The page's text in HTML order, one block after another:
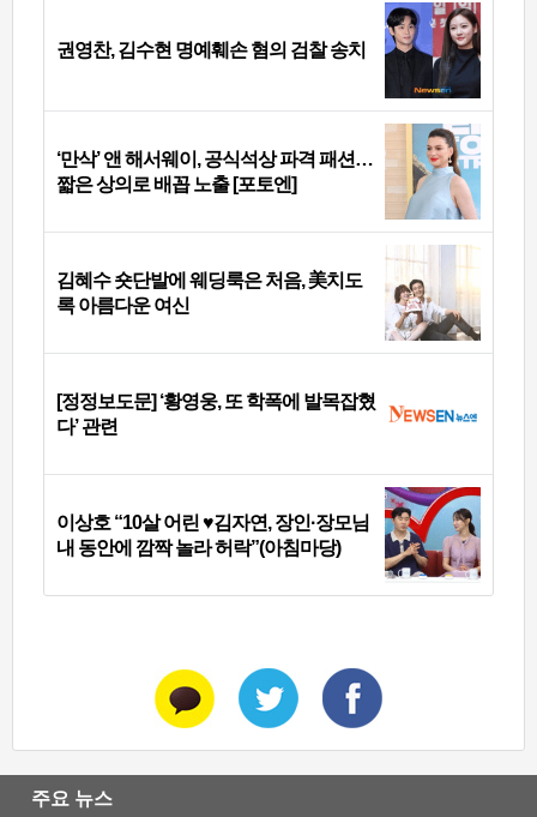
권영찬, 김수현 명예훼손 혐의 검찰 송치
‘만삭’ 앤 해서웨이, 공식석상 파격 패션…
짧은 상의로 배꼽 노출 [포토엔]
김혜수 숏단발에 웨딩룩은 처음, 美치도
록 아름다운 여신
[정정보도문] ‘황영웅, 또 학폭에 발목잡혔
다’ 관련
이상호 “10살 어린 ♥김자연, 장인·장모님
내 동안에 깜짝 놀라 허락”(아침마당)
주요 뉴스